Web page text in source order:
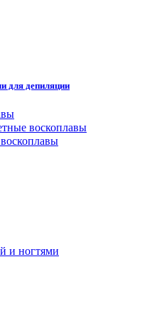
для депиляции
воскоплавы
и ногтями